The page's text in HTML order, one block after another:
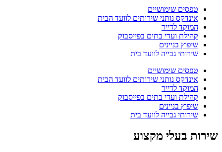
טפסים שימושיים
אינדקס נותני שירותים לוועד הבית
המוקד לדייר
קהילת ועדי בתים בפייסבוק
שיפוץ בניינים
שירותי גבייה לוועד בית
טפסים שימושיים
אינדקס נותני שירותים לוועד הבית
המוקד לדייר
קהילת ועדי בתים בפייסבוק
שיפוץ בניינים
שירותי גבייה לוועד בית
שירות בעלי מקצוע